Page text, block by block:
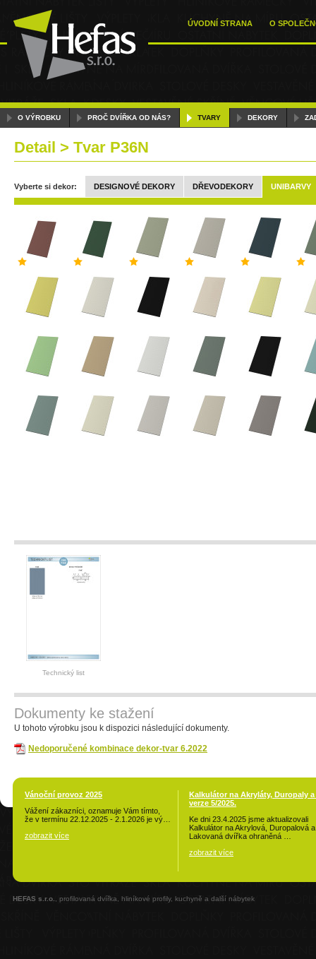
ÚVODNÍ STRANA O
O VÝROBKU PROČ DVÍŘKA OD NÁS? TVARY DEKORY
Detail > Tvar P36N
Vyberte si dekor: DESIGNOVÉ DEKORY DŘEVODEKORY UNIBARVY
Technický list
Dokumenty ke stažení
U tohoto výrobku jsou k dispozici následující dokumenty.
Nedoporučené kombinace dekor-tvar 6.2022
Vánoční provoz 2025
Vážení zákazníci, oznamuje Vám tímto,
že v termínu 22.12.2025 - 2.1.2026 je vý…
zobrazit více
Kalkulátor na Akryláty, Duropaly a
verze 5/2025.
Ke dni 23.4.2025 jsme aktualizovali
Kalkulátor na Akrylová, Duropalová a
Lakovaná dvířka ohraněná …
zobrazit více
HEFAS s.r.o. , profilovaná dvířka, hliníkové profily, kuchyně a další nábytek